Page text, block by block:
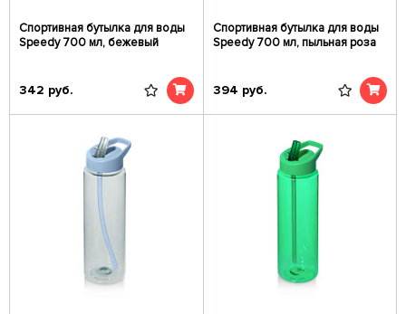
Спортивная бутылка для воды
Speedy 700 мл, бежевый
342 руб.
Спортивная бутылка для воды
Speedy 700 мл, пыльная роза
394 руб.